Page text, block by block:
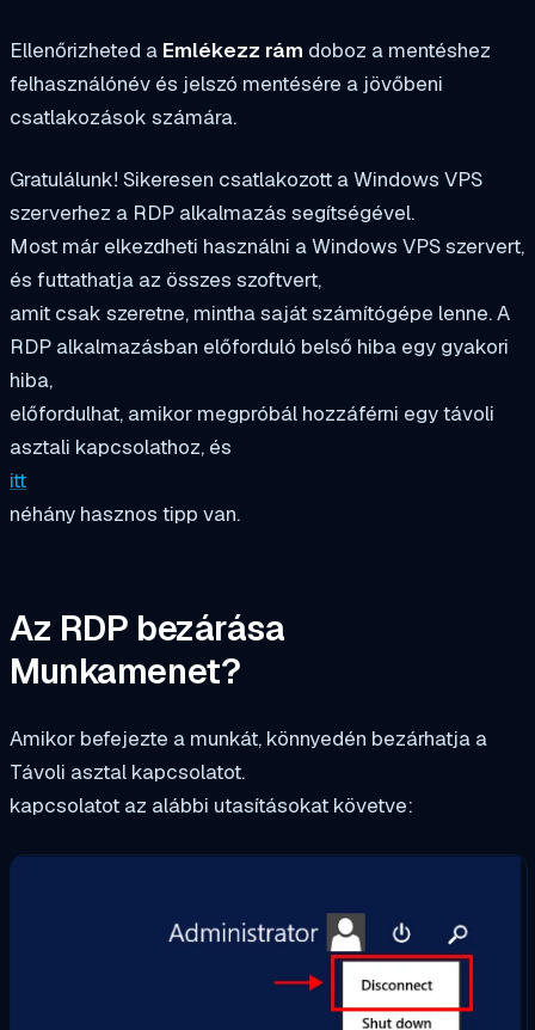
Ellenőrizheted a Emlékezz rám doboz a mentéshez
felhasználónév és jelszó mentésére a jövőbeni
csatlakozások számára.
Gratulálunk! Sikeresen csatlakozott a Windows VPS
szerverhez a RDP alkalmazás segítségével.
Most már elkezdheti használni a Windows VPS szervert,
és futtathatja az összes szoftvert,
amit csak szeretne, mintha saját számítógépe lenne. A
RDP alkalmazásban előforduló belső hiba egy gyakori
hiba,
előfordulhat, amikor megpróbál hozzáférni egy távoli
asztali kapcsolathoz, és
itt
néhány hasznos tipp van.
Az RDP bezárása
Munkamenet?
Amikor befejezte a munkát, könnyedén bezárhatja a
Távoli asztal kapcsolatot.
kapcsolatot az alábbi utasításokat követve: